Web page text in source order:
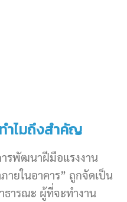
ำไมถึงสำคัญ
รพัฒนาฝีมือแรงงาน
ยในอาคาร” ถูกจัดเป็น
ารณะ ผู้ที่จะทำงาน